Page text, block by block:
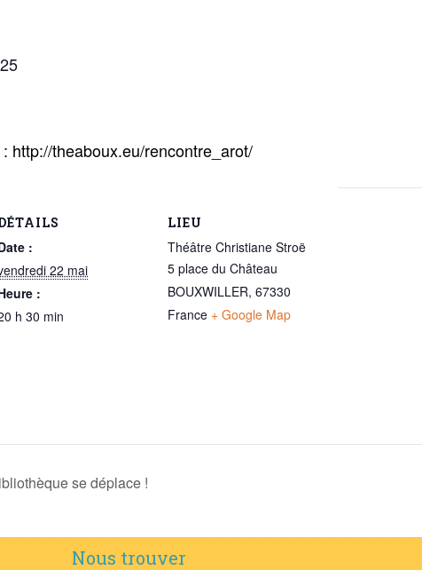
http://theaboux.eu/rencontre_arot/
:
22 mai
:
h 30 min
LIEU
Théâtre Christiane Stroë
5 place du Château
BOUXWILLER, 67330
France + Google Map
se déplace !
Nous trouver